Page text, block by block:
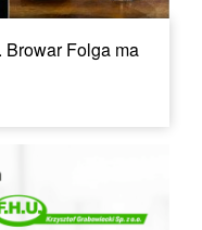
Browar Folga ma